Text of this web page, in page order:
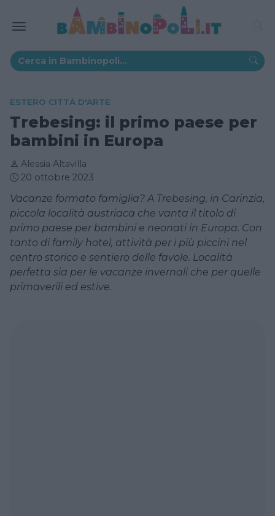
ESTERO CITTÀ D'ARTE
Trebesing: il primo paese per
bambini in Europa
Alessia Altavilla
20 ottobre 2023
Vacanze formato famiglia? A Trebesing, in Carinzia,
piccola località austriaca che vanta il titolo di
primo paese per bambini e neonati in Europa. Con
tanto di family hotel, attività per i più piccini nel
centro storico e sentiero delle favole. Località
perfetta sia per le vacanze invernali che per quelle
primaverili ed estive.